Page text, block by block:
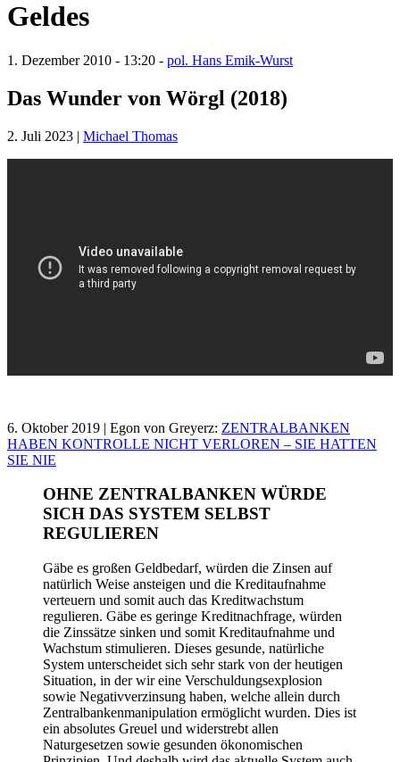
Geldes
1. Dezember 2010 - 13:20 - pol. Hans Emik-Wurst
Das Wunder von Wörgl (2018)
2. Juli 2023 | Michael Thomas
6. Oktober 2019 | Egon von Greyerz: ZENTRALBANKEN
HABEN KONTROLLE NICHT VERLOREN – SIE HATTEN
SIE NIE
OHNE ZENTRALBANKEN WÜRDE
SICH DAS SYSTEM SELBST
REGULIEREN
Gäbe es großen Geldbedarf, würden die Zinsen auf
natürlich Weise ansteigen und die Kreditaufnahme
verteuern und somit auch das Kreditwachstum
regulieren. Gäbe es geringe Kreditnachfrage, würden
die Zinssätze sinken und somit Kreditaufnahme und
Wachstum stimulieren. Dieses gesunde, natürliche
System unterscheidet sich sehr stark von der heutigen
Situation, in der wir eine Verschuldungsexplosion
sowie Negativverzinsung haben, welche allein durch
Zentralbankenmanipulation ermöglicht wurden. Dies ist
ein absolutes Greuel und widerstrebt allen
Naturgesetzen sowie gesunden ökonomischen